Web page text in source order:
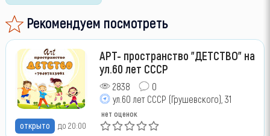
Рекомендуем посмотреть
открыто до 20:00
АРТ- пространство "ДЕТСТВО" на
ул.60 лет СССР
2838
0
ул.60 лет СССР (Грушевского), 31
нет оценок